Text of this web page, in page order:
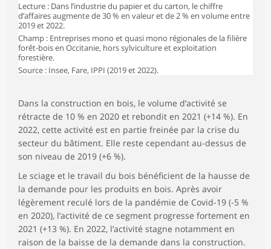
Lecture : Dans l’industrie du papier et du carton, le chiffre
d’affaires augmente de 30 % en valeur et de 2 % en volume entre
2019 et 2022.
Champ : Entreprises mono et quasi mono régionales de la filière
forêt-bois en Occitanie, hors sylviculture et exploitation
forestière.
Source : Insee, Fare, IPPI (2019 et 2022).
Dans la construction en bois, le volume d’activité se
rétracte de 10 % en 2020 et rebondit en 2021 (+14 %). En
2022, cette activité est en partie freinée par la crise du
secteur du bâtiment. Elle reste cependant au-dessus de
son niveau de 2019 (+6 %).
Le sciage et le travail du bois bénéficient de la hausse de
la demande pour les produits en bois. Après avoir
légèrement reculé lors de la pandémie de Covid-19 (-5 %
en 2020), l’activité de ce segment progresse fortement en
2021 (+13 %). En 2022, l’activité stagne notamment en
raison de la baisse de la demande dans la construction.